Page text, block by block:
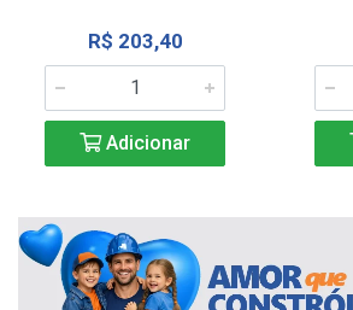
R$ 203,40
Adicionar